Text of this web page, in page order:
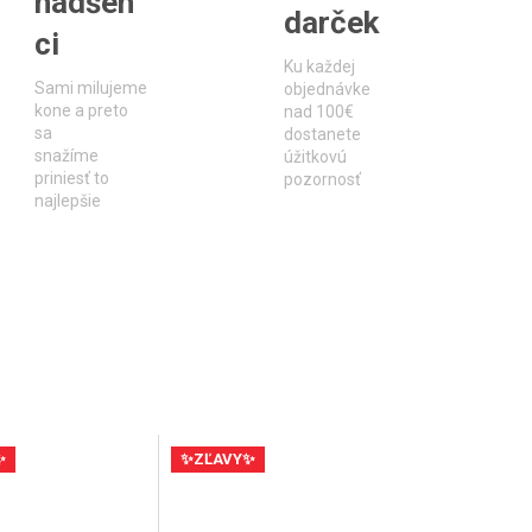
ci
Sami milujeme
kone a preto
sa
snažíme
priniesť to
najlepšie
darček
Ku každej
objednávke
nad 100€
dostanete
úžitkovú
pozornosť
✨ZĽAVY✨